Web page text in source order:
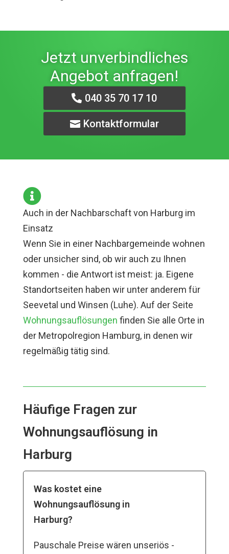
Jetzt unverbindliches
Angebot anfragen!
040 35 70 17 10
Kontaktformular

Auch in der Nachbarschaft von Harburg im
Einsatz
Wenn Sie in einer Nachbargemeinde wohnen
oder unsicher sind, ob wir auch zu Ihnen
kommen - die Antwort ist meist: ja. Eigene
Standortseiten haben wir unter anderem für
Seevetal und Winsen (Luhe). Auf der Seite
Wohnungsauflösungen finden Sie alle Orte in
der Metropolregion Hamburg, in denen wir
regelmäßig tätig sind.
Häufige Fragen zur
Wohnungsauflösung in
Harburg
Was kostet eine
Wohnungsauflösung in
Harburg?
Pauschale Preise wären unseriös -